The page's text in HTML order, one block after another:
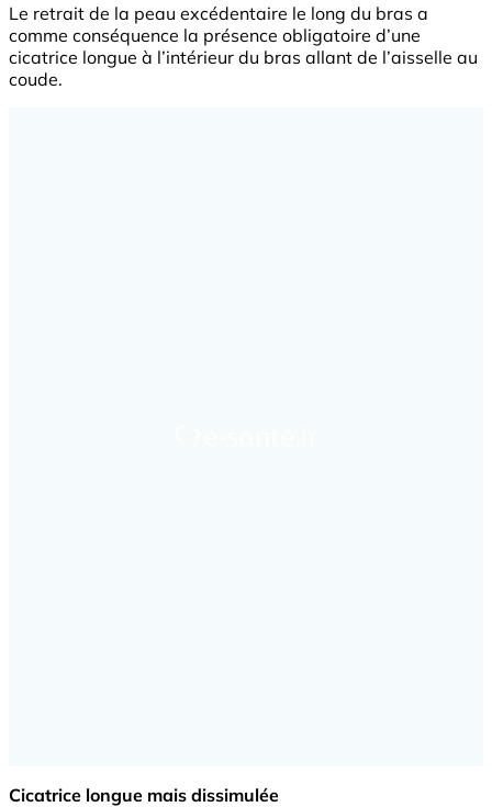
Le retrait de la peau excédentaire le long du bras a
comme conséquence la présence obligatoire d’une
cicatrice longue à l’intérieur du bras allant de l’aisselle au
coude.
Cicatrice longue mais dissimulée